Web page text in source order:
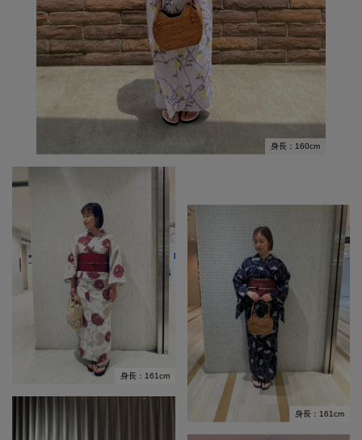
身長：160cm
身長：161cm
身長：161cm